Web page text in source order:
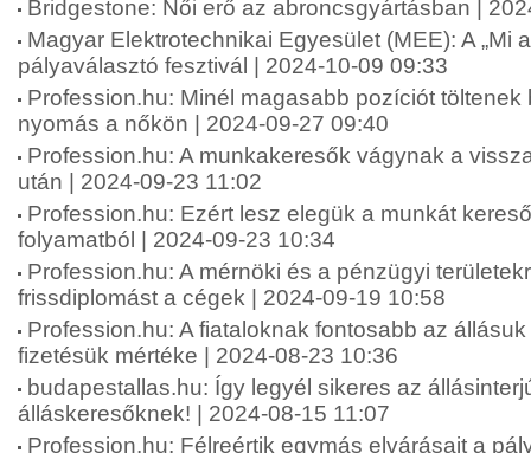
Bridgestone: Női erő az abroncsgyártásban |
Magyar Elektrotechnikai Egyesület (MEE): A „Mi
pályaválasztó fesztivál | 2024-10-09 09:33
Profession.hu: Minél magasabb pozíciót
nyomás a nőkön | 2024-09-27 09:40
Profession.hu: A munkakeresők vágynak a
után | 2024-09-23 11:02
Profession.hu: Ezért lesz elegük a munkát
folyamatból | 2024-09-23 10:34
Profession.hu: A mérnöki és a pénzügyi
frissdiplomást a cégek | 2024-09-19 10:58
Profession.hu: A fiataloknak fontosabb az
fizetésük mértéke | 2024-08-23 10:36
budapestallas.hu: Így legyél sikeres az
álláskeresőknek! | 2024-08-15 11:07
Profession.hu: Félreértik egymás elvárásait a